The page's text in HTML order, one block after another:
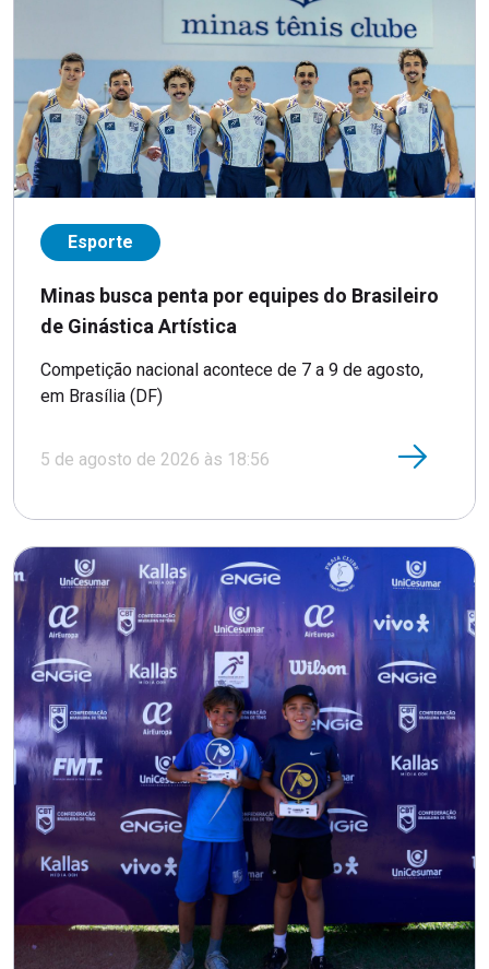
Esporte
Minas busca penta por equipes do Brasileiro
de Ginástica Artística
Competição nacional acontece de 7 a 9 de agosto,
em Brasília (DF)
5 de agosto de 2026 às 18:56